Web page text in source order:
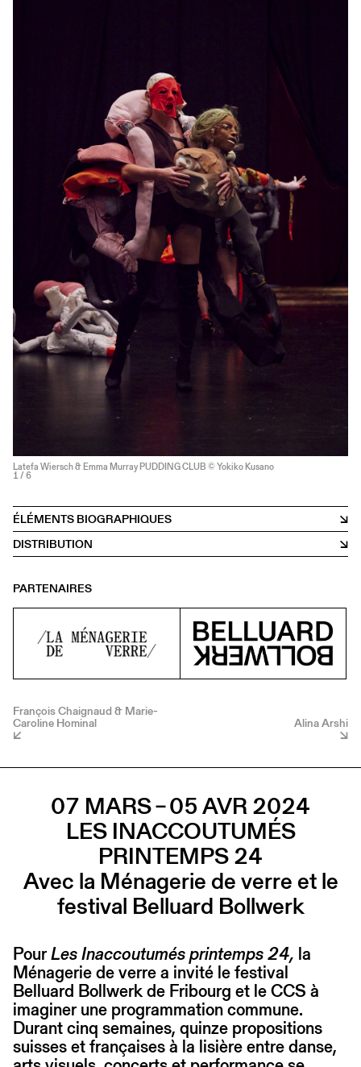
Latefa Wiersch & Emma Murray PUDDING CLUB © Yokiko Kusano
1 / 6
ÉLÉMENTS BIOGRAPHIQUES
DISTRIBUTION
PARTENAIRES
François Chaignaud & Marie-
Caroline Hominal Alina Arshi
07 MARS – 05 AVR 2024
LES INACCOUTUMÉS
PRINTEMPS 24
Avec la Ménagerie de verre et le
festival Belluard Bollwerk
PourLes Inaccoutumés printemps 24, la
Ménagerie de verre a invité le festival
Belluard Bollwerk de Fribourg et le CCS à
imaginer une programmation commune.
Durant cinq semaines, quinze propositions
suisses et françaises à la lisière entre danse,